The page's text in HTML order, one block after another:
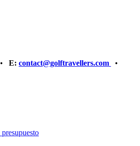
E: contact@golftravellers.com
•